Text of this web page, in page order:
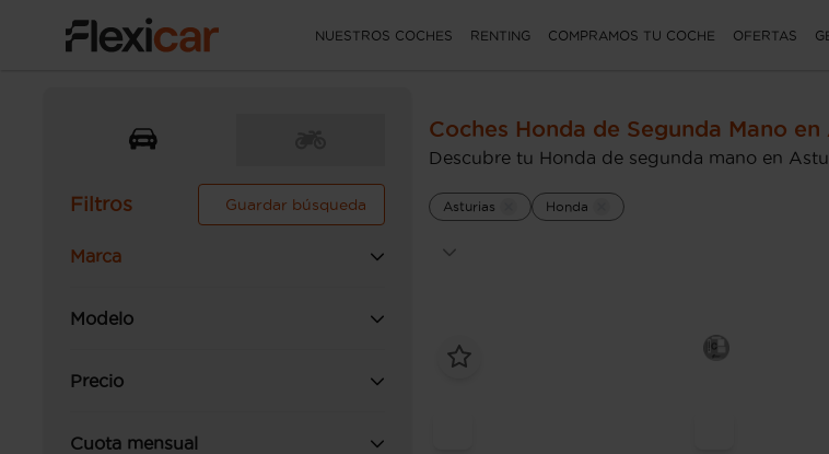
NUESTROS COCHES RENTING COMPRAMOS TU COCHE OFERTAS
Filtros Guardar búsqueda
Marca
Modelo
Precio
Cuota mensual
Coches Honda de Segunda Mano en
Descubre tu Honda de segunda mano en
Asturias Honda